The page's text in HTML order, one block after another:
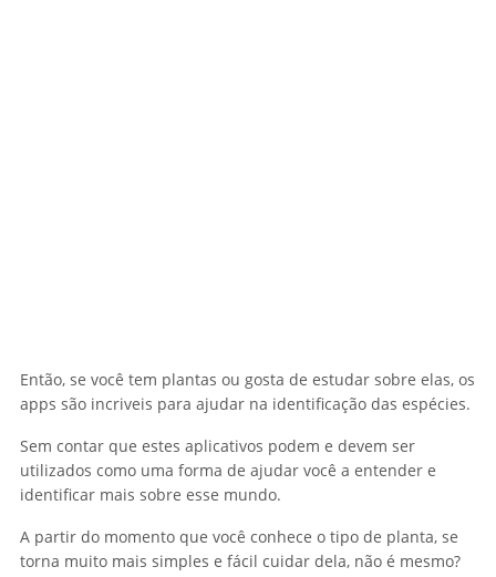
Então, se você tem plantas ou gosta de estudar sobre elas, os
apps são incriveis para ajudar na identificação das espécies.
Sem contar que estes aplicativos podem e devem ser
utilizados como uma forma de ajudar você a entender e
identificar mais sobre esse mundo.
A partir do momento que você conhece o tipo de planta, se
torna muito mais simples e fácil cuidar dela, não é mesmo?